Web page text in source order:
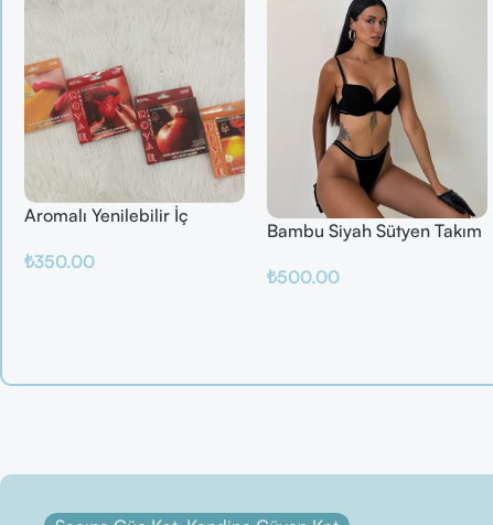
Aromalı Yenilebilir İç
Elma / Portakal
₺350.00
Bambu Siyah Sütyen Takım
₺500.00